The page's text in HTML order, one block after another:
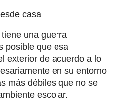
casa
una guerra
posible que esa
exterior de acuerdo a lo
en su entorno
más débiles que no se
escolar.